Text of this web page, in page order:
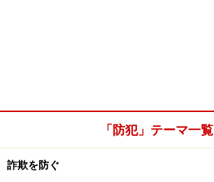
「防犯」テーマ一覧
詐欺を防ぐ